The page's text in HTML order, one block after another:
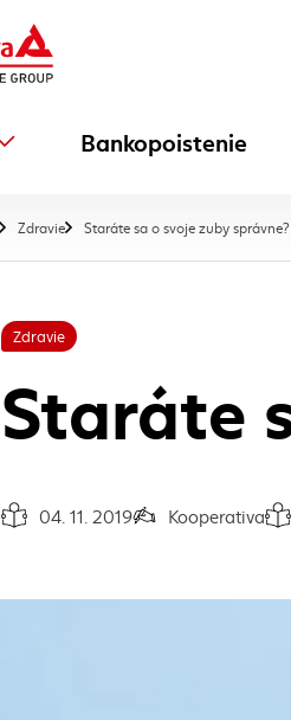
Bankopoistenie
Zdravie Staráte sa o svoje zuby správne?
Zdravie
Staráte
Dátum vydania článku:
04. 11. 2019Autor článku:
Kooperativa